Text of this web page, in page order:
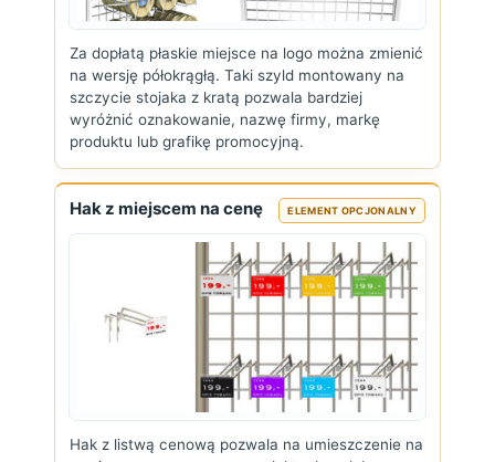
Za dopłatą płaskie miejsce na logo można zmienić
na wersję półokrągłą. Taki szyld montowany na
szczycie stojaka z kratą pozwala bardziej
wyróżnić oznakowanie, nazwę firmy, markę
produktu lub grafikę promocyjną.
Hak z miejscem na cenę ELEMENT OPCJONALNY
Hak z listwą cenową pozwala na umieszczenie na